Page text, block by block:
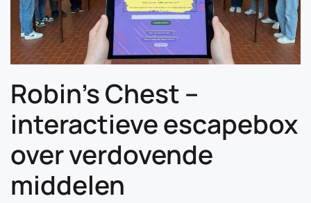
Robin’s Chest –
interactieve escapebox
over verdovende
middelen